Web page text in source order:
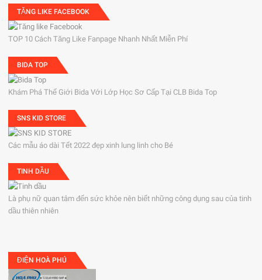
TĂNG LIKE FACEBOOK
TOP 10 Cách Tăng Like Fanpage Nhanh Nhất Miễn Phí
BIDA TOP
Khám Phá Thế Giới Bida Với Lớp Học Sơ Cấp Tại CLB Bida Top
SNS KID STORE
Các mẫu áo dài Tết 2022 đẹp xinh lung linh cho Bé
TINH DẦU
Là phụ nữ quan tâm đến sức khỏe nên biết những công dụng sau của tinh
dầu thiên nhiên
ĐIỆN HOÀ PHÚ